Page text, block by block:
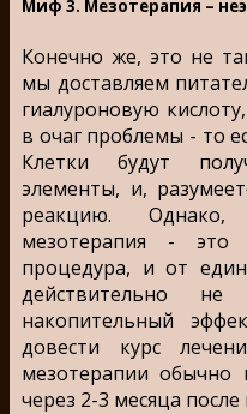
Миф 3. Мезотерапия –
Конечно же, это не
мы доставляем
гиалуроновую
в очаг проблемы - то
Клетки будут
элементы, и,
реакцию.
мезотерапия - это
процедура, и от
действительно
накопительный
довести курс
мезотерапии обычно
через 2-3 месяца